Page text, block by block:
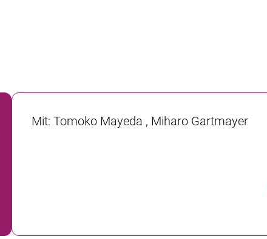
Mit: Tomoko Mayeda , Miharo Gartmayer